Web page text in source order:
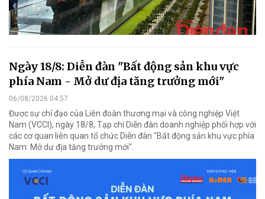
Ngày 18/8: Diễn đàn "Bất động sản khu vực
phía Nam - Mở dư địa tăng trưởng mới"
06/08/2026 04:57
Được sự chỉ đạo của Liên đoàn thương mại và công nghiệp Việt
Nam (VCCI), ngày 18/8, Tạp chí Diễn đàn doanh nghiệp phối hợp với
các cơ quan liên quan tổ chức Diễn đàn "Bất động sản khu vực phía
Nam: Mở dư địa tăng trưởng mới".